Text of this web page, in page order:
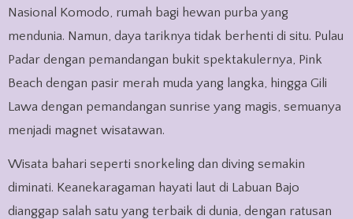
Nasional Komodo, rumah bagi hewan purba yang
mendunia. Namun, daya tariknya tidak berhenti di situ. Pulau
Padar dengan pemandangan bukit spektakulernya, Pink
Beach dengan pasir merah muda yang langka, hingga Gili
Lawa dengan pemandangan sunrise yang magis, semuanya
menjadi magnet wisatawan.
Wisata bahari seperti snorkeling dan diving semakin
diminati. Keanekaragaman hayati laut di Labuan Bajo
dianggap salah satu yang terbaik di dunia, dengan ratusan